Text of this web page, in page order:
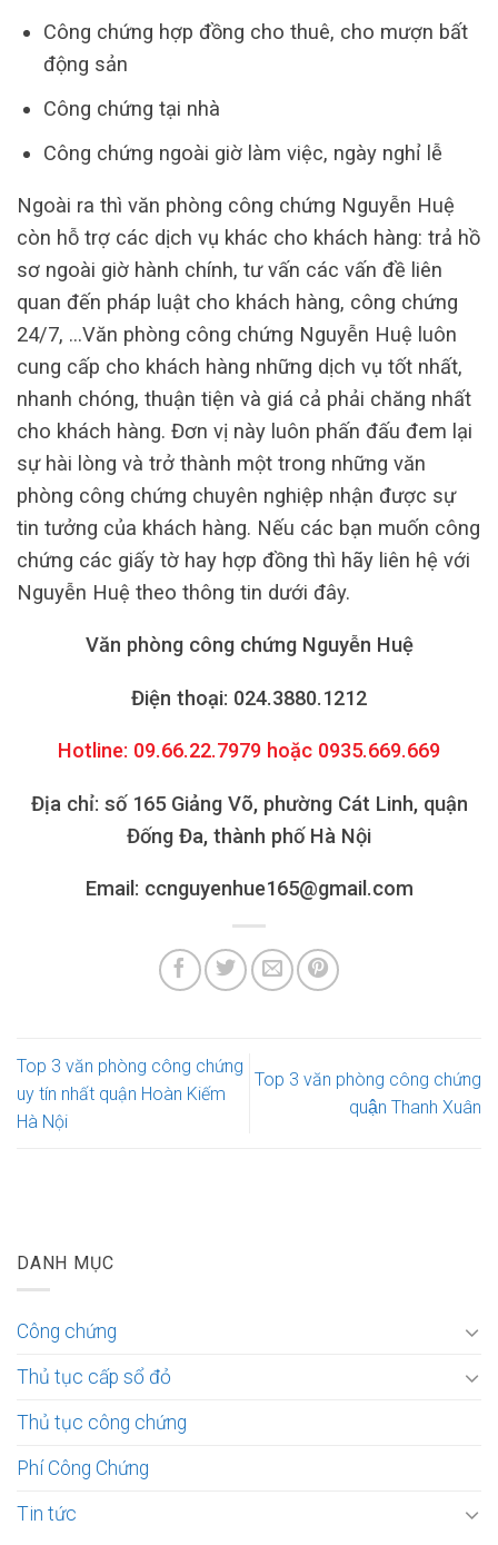
Công chứng hợp đồng cho thuê, cho mượn bất
động sản
Công chứng tại nhà
Công chứng ngoài giờ làm việc, ngày nghỉ lễ
Ngoài ra thì văn phòng công chứng Nguyễn Huệ
còn hỗ trợ các dịch vụ khác cho khách hàng: trả hồ
sơ ngoài giờ hành chính, tư vấn các vấn đề liên
quan đến pháp luật cho khách hàng, công chứng
24/7, …Văn phòng công chứng Nguyễn Huệ luôn
cung cấp cho khách hàng những dịch vụ tốt nhất,
nhanh chóng, thuận tiện và giá cả phải chăng nhất
cho khách hàng. Đơn vị này luôn phấn đấu đem lại
sự hài lòng và trở thành một trong những văn
phòng công chứng chuyên nghiệp nhận được sự
tin tưởng của khách hàng. Nếu các bạn muốn công
chứng các giấy tờ hay hợp đồng thì hãy liên hệ với
Nguyễn Huệ theo thông tin dưới đây.
Văn phòng công chứng Nguyễn Huệ
Điện thoại: 024.3880.1212
Hotline: 09.66.22.7979 hoặc 0935.669.669
Địa chỉ: số 165 Giảng Võ, phường Cát Linh, quận
Đống Đa, thành phố Hà Nội
Email: ccnguyenhue165@gmail.com
Top 3 văn phòng công chứng
uy tín nhất quận Hoàn Kiếm
Hà Nội
Top 3 văn phòng công chứng
quận Thanh Xuân
DANH MỤC
Công chứng
Thủ tục cấp sổ đỏ
Thủ tục công chứng
Phí Công Chứng
Tin tức